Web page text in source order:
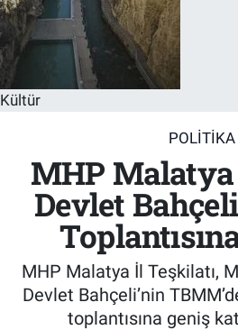
Kültür
POLITIKA
MHP Malatya
Devlet
MHP Malatya İl Teşkilatı,
Devlet Bahçeli’nin
toplantısına geniş